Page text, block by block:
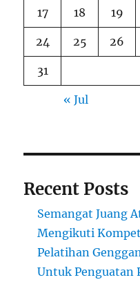
17 18 19
24 25 26
31
« Jul
Recent Posts
Semangat Juang
Mengikuti
Pelatihan
Untuk Penguatan